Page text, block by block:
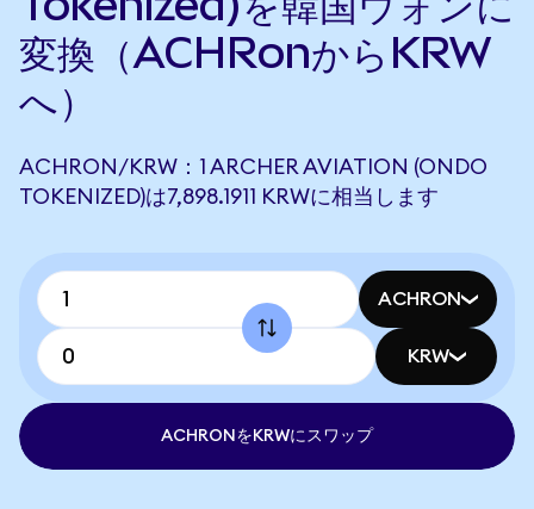
変換（ACHRonからKRW
へ）
ACHRON/KRW：1 ARCHER AVIATION (ONDO
TOKENIZED)は7,898.1911 KRWに相当します
ACHRON
KRW
ACHRONをKRWにスワップ